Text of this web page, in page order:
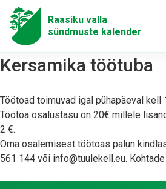
Raasiku valla
sündmuste kalender
Kersamika töötuba
Töötoad toimuvad igal pühapäeval kell
Töötoa osalustasu on 20€ millele
2 €.
Oma osalemisest töötoas palun
561 144 või info@tuulekell.eu.